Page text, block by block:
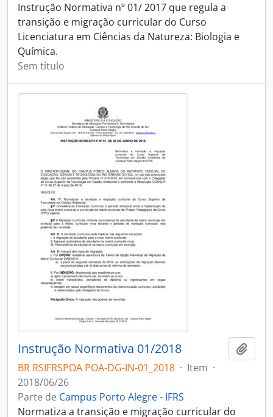
Instrução Normativa nº 01/ 2017 que regula a
transição e migração curricular do Curso
Licenciatura em Ciências da Natureza: Biologia e
Química.
Sem título
Instrução Normativa 01/2018
BR RSIFRSPOA POA-DG-IN-01_2018 · Item ·
2018/06/26
Parte de Campus Porto Alegre - IFRS
Normatiza a transição e migração curricular do